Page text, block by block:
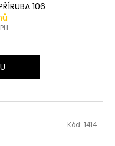
106
Kód: 1414